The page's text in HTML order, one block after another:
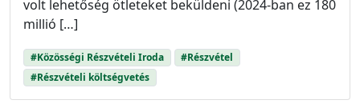
volt lehetőség ötleteket beküldeni (2024-ban ez 180
millió […]
#Közösségi Részvételi Iroda
#Részvétel
#Részvételi költségvetés